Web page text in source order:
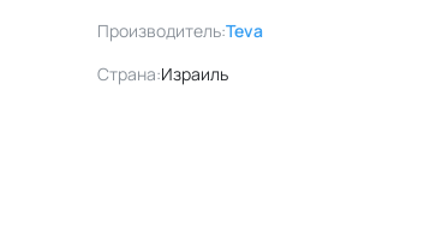
Производитель:Teva
Страна:Израиль